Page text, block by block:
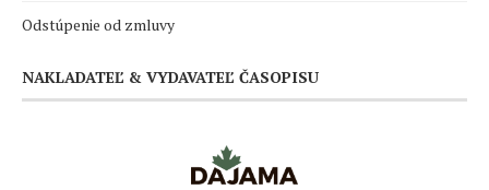
Odstúpenie od zmluvy
NAKLADATEĽ & VYDAVATEĽ ČASOPISU